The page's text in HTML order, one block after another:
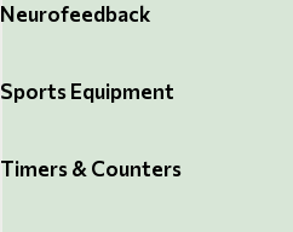
Neurofeedback
Sports Equipment
Timers & Counters